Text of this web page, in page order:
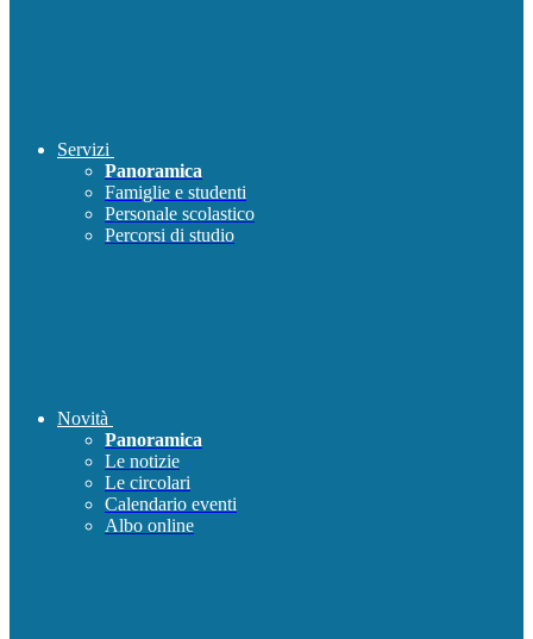
Servizi
Panoramica
Famiglie e studenti
Personale scolastico
Percorsi di studio
Novità
Panoramica
Le notizie
Le circolari
Calendario eventi
Albo online